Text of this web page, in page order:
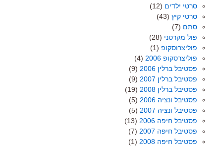
סרטי ילדים (12)
סרטי קיץ (43)
סתם (7)
פול מקרטני (28)
פוליצרוסקופ (1)
פוליצרסקופ 2006
(4)
פסטיבל ברלין 2006
(9)
פסטיבל ברלין 2007
(9)
פסטיבל ברלין 2008
(19)
פסטיבל ונציה 2006
(5)
פסטיבל ונציה 2007
(5)
פסטיבל חיפה 2006
(13)
פסטיבל חיפה 2007
(7)
פסטיבל חיפה 2008
(1)